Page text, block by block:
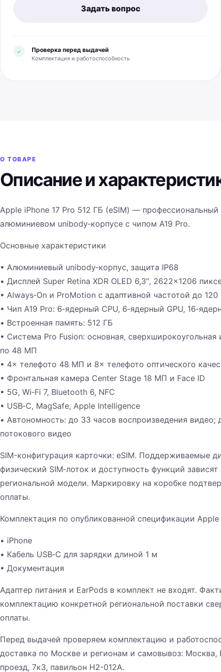
Задать вопрос
✓ Проверка перед выдачей
Комплектация и работоспособность
О ТОВАРЕ
Описание и
Apple iPhone 17 Pro 512 ГБ (eSIM) —
алюминиевом unibody‑корпусе с чипом A19 Pro.
Основные характеристики
• Алюминиевый unibody‑корпус, защита IP68
• Дисплей Super Retina XDR OLED 6,3″, 2622×1206
• Always‑On и ProMotion с адаптивной частотой до 120
• Чип A19 Pro: 6‑ядерный CPU, 6‑ядерный GPU,
• Встроенная память: 512 ГБ
• Система Pro Fusion: основная,
по 48 МП
• 4× телефото 48 МП и 8× телефото оптического
• Фронтальная камера Center Stage 18 МП и Face ID
• 5G, Wi‑Fi 7, Bluetooth 6, NFC
• USB‑C, MagSafe, Apple Intelligence
• Автономность: до 33 часов воспроизведения видео;
потокового видео
SIM-конфигурация карточки: eSIM. Поддерживаемые
физический SIM‑лоток и доступность функций
региональной модели. Маркировку на коробке
оплаты.
Комплектация по опубликованной спецификации Apple
• iPhone
• Кабель USB‑C для зарядки длиной 1 м
• Документация
Адаптер питания и EarPods в комплект не входят.
комплектацию конкретной региональной поставки
оплаты.
Перед выдачей проверяем комплектацию и
доставка по Москве и регионам и самовывоз: Москва,
проезд, 7к3, павильон H2-012A.